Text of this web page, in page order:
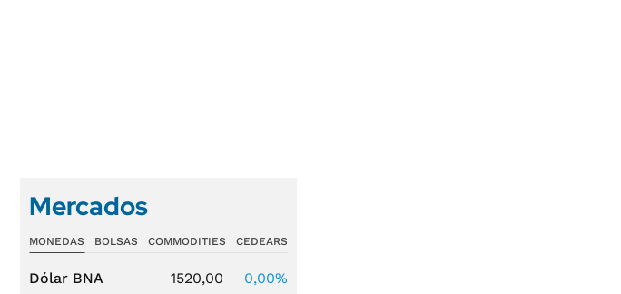
Mercados
MONEDAS BOLSAS COMMODITIES CEDEARS
Dólar BNA 1520,00
0,00%